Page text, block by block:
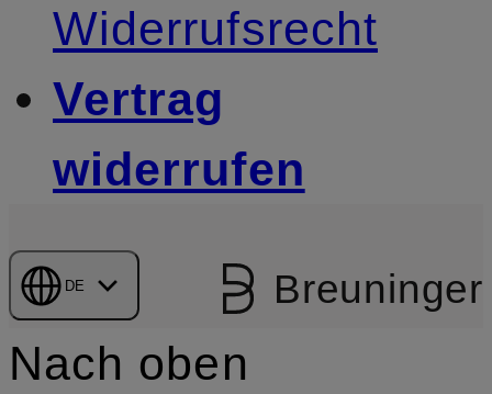
Widerrufsrecht
Vertrag
widerrufen
DE Breuninger
Nach oben